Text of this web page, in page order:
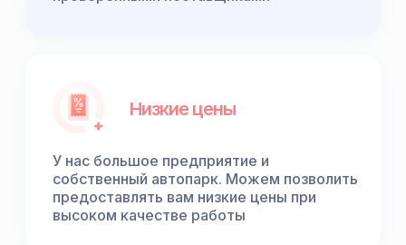
Низкие цены
У нас большое предприятие и
собственный автопарк. Можем позволить
предоставлять вам низкие цены при
высоком качестве работы